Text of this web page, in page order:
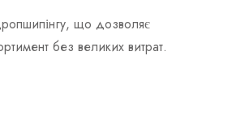
що дозволяє
без великих витрат.